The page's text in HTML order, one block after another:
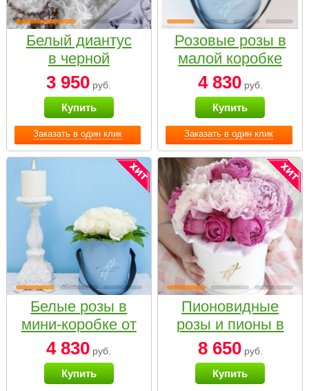
Заказать в один клик
Белый диантус
в черной
коробке Small
3 950 руб.
Купить
Заказать в один клик
Розовые розы в
малой коробке
4 830руб.
Купить
Белые розы в
мини-коробке от
Bella Fiori
4 830 руб.
Купить
Пионовидные
розы и пионы в
белой коробке
Small
8 650руб.
Купить